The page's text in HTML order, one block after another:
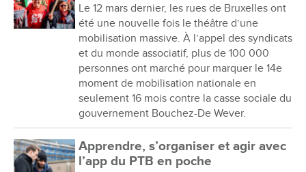
Le 12 mars dernier, les rues de Bruxelles ont
été une nouvelle fois le théâtre d’une
mobilisation massive. À l’appel des syndicats
et du monde associatif, plus de 100 000
personnes ont marché pour marquer le 14e
moment de mobilisation nationale en
seulement 16 mois contre la casse sociale du
gouvernement Bouchez-De Wever.
Apprendre, s’organiser et agir avec
l’app du PTB en poche